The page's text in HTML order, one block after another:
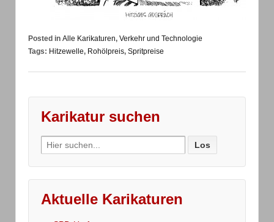
Posted in Alle Karikaturen, Verkehr und Technologie
Tags: Hitzewelle, Rohölpreis, Spritpreise
Karikatur suchen
Search
for:
Aktuelle Karikaturen